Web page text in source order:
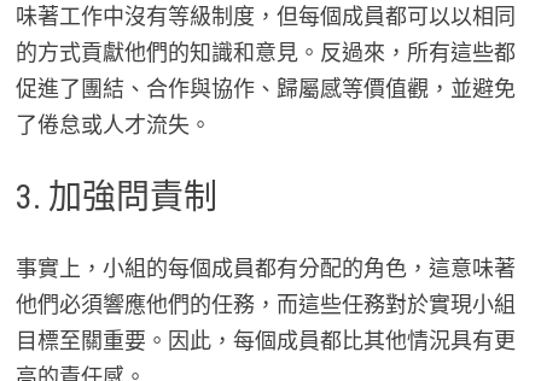
味著工作中沒有等級制度，但每個成員都可以以相同
的方式貢獻他們的知識和意見。反過來，所有這些都
促進了團結、合作與協作、歸屬感等價值觀，並避免
了倦怠或人才流失。
3. 加強問責制
事實上，小組的每個成員都有分配的角色，這意味著
他們必須響應他們的任務，而這些任務對於實現小組
目標至關重要。因此，每個成員都比其他情況具有更